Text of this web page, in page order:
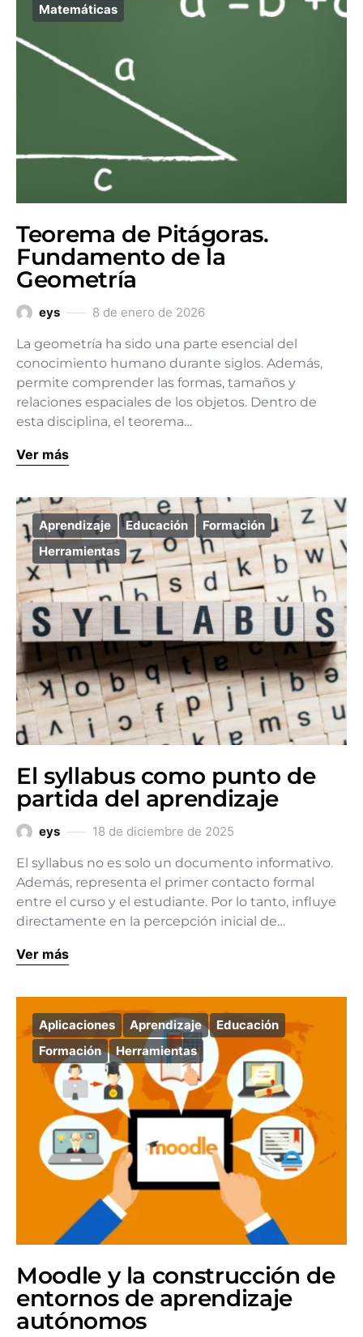
Matemáticas
Teorema de Pitágoras.
Fundamento de la
Geometría
eys 8 de enero de 2026
La geometría ha sido una parte esencial del
conocimiento humano durante siglos. Además,
permite comprender las formas, tamaños y
relaciones espaciales de los objetos. Dentro de
esta disciplina, el teorema…
Ver más
Aprendizaje Educación
Formación
Herramientas
El syllabus como punto de
partida del aprendizaje
eys 18 de diciembre de 2025
El syllabus no es solo un documento informativo.
Además, representa el primer contacto formal
entre el curso y el estudiante. Por lo tanto, influye
directamente en la percepción inicial de…
Ver más
Aplicaciones Aprendizaje
Educación
Formación
Herramientas
Moodle y la construcción de
entornos de aprendizaje
autónomos